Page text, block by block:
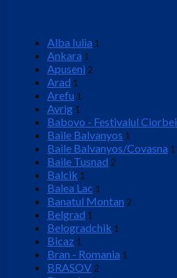
Alba Iulia 1
Ankara 1
Apuseni 2
Arad 1
Arefu 1
Avrig 1
Babovo - Festivalul Ciorbei
Baile Balvanyos 1
Baile Balvanyos/Covasna 1
Baile Tusnad 2
Balcik 1
Balea Lac 1
Banatul Montan 2
Belgrad 1
Belogradchik 1
Bicaz 1
Bran - Romania 1
BRASOV 2